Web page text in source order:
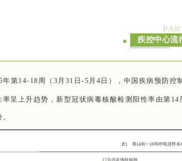
疾控中心流
年第14-18 周（3月31日-5月4日） ，中国疾病预防控
率呈上升趋势 ，新型冠状病毒核酸检测阳性率 由第14